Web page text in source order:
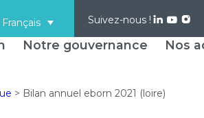
Français Suivez-nous !
Notre gouvernance Nos
> Bilan annuel eborn 2021 (loire)